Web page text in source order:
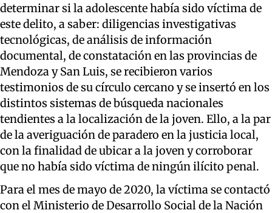
determinar si la adolescente había sido víctima de
este delito, a saber: diligencias investigativas
tecnológicas, de análisis de información
documental, de constatación en las provincias de
Mendoza y San Luis, se recibieron varios
testimonios de su círculo cercano y se insertó en los
distintos sistemas de búsqueda nacionales
tendientes a la localización de la joven. Ello, a la par
de la averiguación de paradero en la justicia local,
con la finalidad de ubicar a la joven y corroborar
que no había sido víctima de ningún ilícito penal.
Para el mes de mayo de 2020, la víctima se contactó
con el Ministerio de Desarrollo Social de la Nación